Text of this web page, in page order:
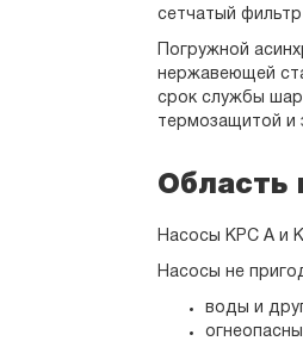
сетчатый
Погружной
нержавеющей
срок службы
термозащитой и
Область
Насосы KPC A и
Насосы не
воды и